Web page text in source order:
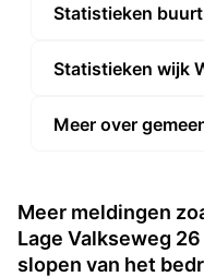
Statistieken
Statistieken wijk
Meer over
Meer meldingen
Lage Valkseweg
slopen van het